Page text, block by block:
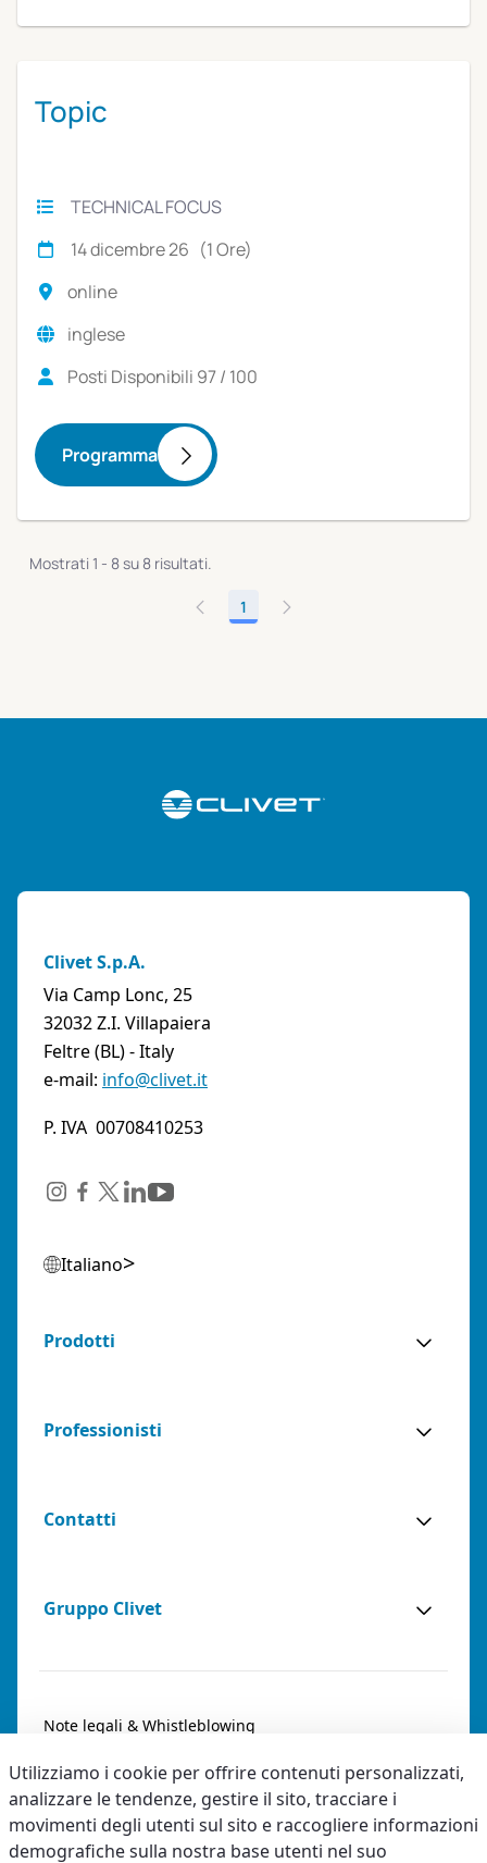
Topic
TECHNICAL FOCUS
14 dicembre 26 (1 Ore)
online
inglese
Posti Disponibili 97 / 100
Programma
Mostrati 1 - 8 su 8 risultati.
Pagina
1
Clivet S.p.A.
Via Camp Lonc, 25
32032 Z.I. Villapaiera
Feltre (BL) - Italy
e-mail: info@clivet.it
P. IVA 00708410253
Italiano
Prodotti
Professionisti
Contatti
Gruppo Clivet
Note legali & Whistleblowing
Privacy & Cookies
Accessibilità
Utilizziamo i cookie per offrire contenuti personalizzati,
analizzare le tendenze, gestire il sito, tracciare i
movimenti degli utenti sul sito e raccogliere informazioni
demografiche sulla nostra base utenti nel suo